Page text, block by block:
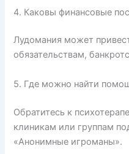
4. Каковы финансовые
Лудомания может
обязательствам,
5. Где можно найти
Обратитесь к
клиникам или группам
«Анонимные игроманы».